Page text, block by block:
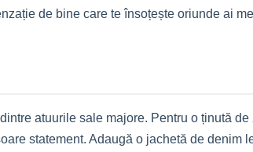
de bine care te însoțește oriunde ai
atuurile sale majore. Pentru o ținută
statement. Adaugă o jachetă de denim